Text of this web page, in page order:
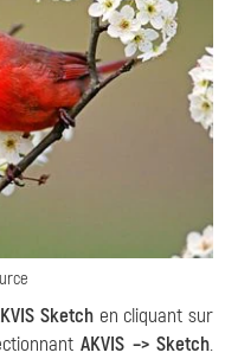
Sketchen cliquant sur
AKVIS –> Sketch.